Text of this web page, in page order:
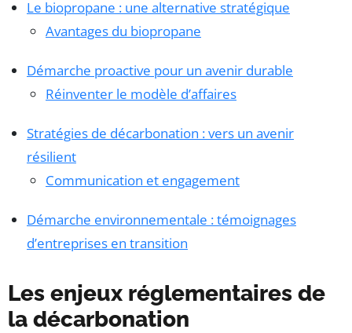
Le biopropane : une alternative stratégique
Avantages du biopropane
Démarche proactive pour un avenir durable
Réinventer le modèle d’affaires
Stratégies de décarbonation : vers un avenir
résilient
Communication et engagement
Démarche environnementale : témoignages
d’entreprises en transition
Les enjeux réglementaires de
la décarbonation